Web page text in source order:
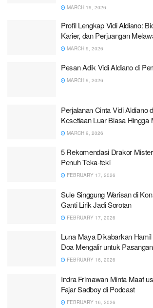
MARCH 19, 2026
Profil Lengkap Vidi Aldiano:
Karier, dan Perjuangan
MARCH 9, 2026
Pesan Adik Vidi Aldiano di
MARCH 9, 2026
Perjalanan Cinta Vidi Aldiano
Kesetiaan Luar Biasa
MARCH 9, 2026
5 Rekomendasi Drakor
Penuh Teka-teki
FEBRUARY 17, 2026
Sule Singgung Warisan di
Ganti Lirik Jadi Sorotan
FEBRUARY 17, 2026
Luna Maya Dikabarkan
Doa Mengalir untuk
FEBRUARY 16, 2026
Indra Frimawan Minta Maaf
Fajar Sadboy di Podcast
FEBRUARY 16, 2026